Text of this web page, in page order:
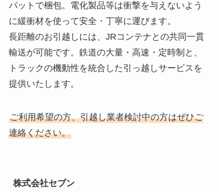
パットで梱包。電化製品等は衝撃を与えないよう
に緩衝材を使って安全・丁寧に運びます。
長距離のお引越しには、JRコンテナとの共同一貫
輸送が可能です。鉄道の大量・高速・定時制と、
トラックの機動性を統合した引っ越しサービスを
提供いたします。
ご利用希望の方、引越し業者検討中の方はぜひご
連絡ください。
株式会社セブン